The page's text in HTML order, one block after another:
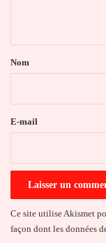
a
e
Nom
E-mail
Ce site utilise Akismet
façon dont les données